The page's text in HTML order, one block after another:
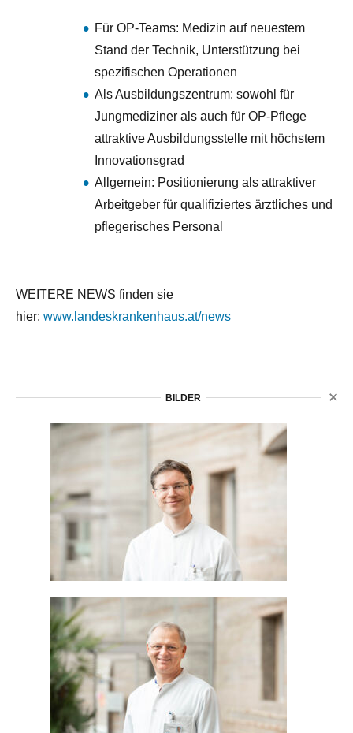
Für OP-Teams: Medizin auf neuestem
Stand der Technik, Unterstützung bei
spezifischen Operationen
Als Ausbildungszentrum: sowohl für
Jungmediziner als auch für OP-Pflege
attraktive Ausbildungsstelle mit höchstem
Innovationsgrad
Allgemein: Positionierung als attraktiver
Arbeitgeber für qualifiziertes ärztliches und
pflegerisches Personal
WEITERE NEWS finden sie
hier: www.landeskrankenhaus.at/news
BILDER